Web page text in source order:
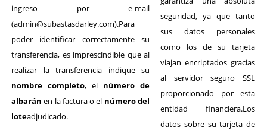
ingreso por e-mail
(admin@subastasdarley.com).Para
poder identificar correctamente su
transferencia, es imprescindible que al
realizar la transferencia indique su
nombre completo, el número de
albarán en la factura o el número del
loteadjudicado.
seguridad, ya que tanto
sus datos personales
como los de su tarjeta
viajan encriptados gracias
al servidor seguro SSL
proporcionado por esta
entidad financiera.Los
datos sobre su tarjeta de